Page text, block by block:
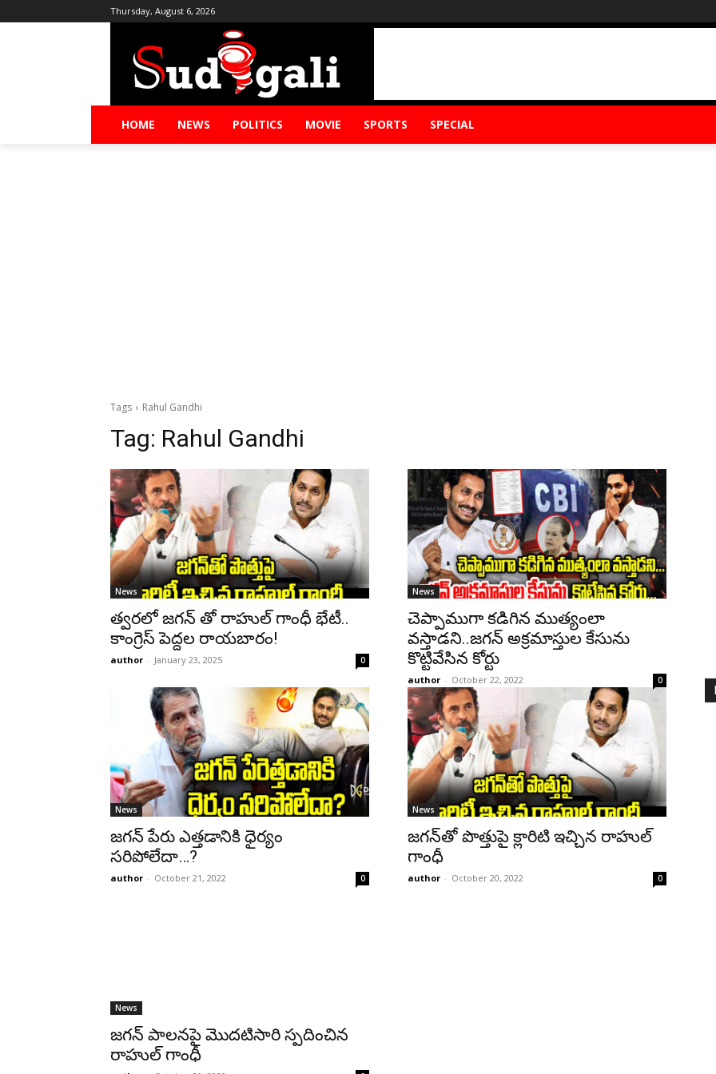
Thursday, August 6, 2026
HOME NEWS POLITICS MOVIE SPORTS SPECIAL
Tags Rahul Gandhi
Tag: Rahul Gandhi
News
త్వరలో జగన్ తో రాహుల్ గాంధీ భేటీ..
కాంగ్రెస్ పెద్దల రాయబారం!
author - January 23, 2025 0
News
చెప్పాముగా కడిగిన ముత్యంలా
వస్తాడని..జగన్ అక్రమాస్తుల కేసును
కొట్టివేసిన కోర్టు
author - October 22, 2022 0
News
జగన్ పేరు ఎత్తడానికి ధైర్యం
సరిపోలేదా…?
author - October 21, 2022 0
News
జగన్‌తో పొత్తుపై క్లారిటి ఇచ్చిన రాహుల్
గాంధీ
author - October 20, 2022 0
News
జగన్ పాలనపై మొదటిసారి స్పదించిన
రాహుల్ గాంధీ